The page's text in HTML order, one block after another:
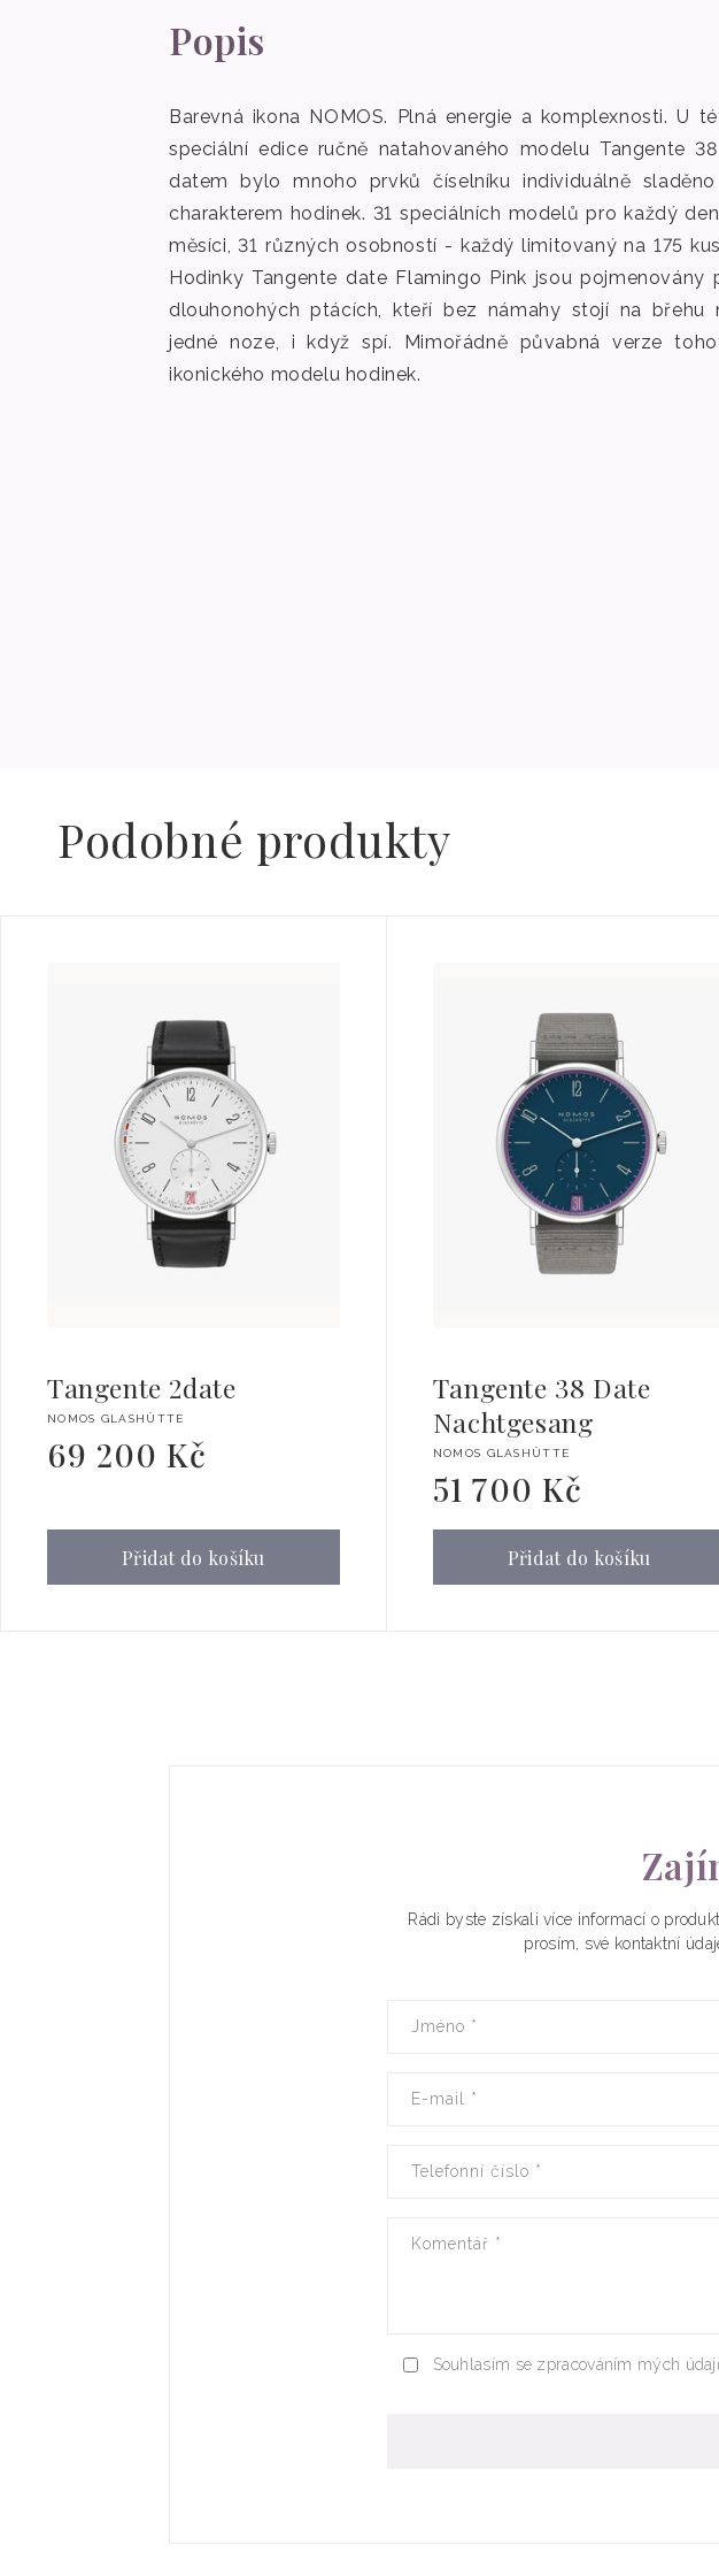
Popis
Barevná ikona NOMOS. Plná energie a komplexnosti. U
speciální edice ručně natahovaného modelu Tangente
datem bylo mnoho prvků číselníku individuálně
charakterem hodinek. 31 speciálních modelů pro každý
měsíci, 31 různých osobností - každý limitovaný na 175
Hodinky Tangente date Flamingo Pink jsou pojmenovány
dlouhonohých ptácích, kteří bez námahy stojí na břehu
jedné noze, i když spí. Mimořádně půvabná verze
ikonického modelu hodinek.
Podobné produkty
Tangente 2date
Dodavatel:
NOMOS GLASHÜTTE
Běžná
cena
69 200 Kč
Přidat do košíku
Tangente 38 Date
Nachtgesang
Dodavatel:
NOMOS GLASHÜTTE
Běžná
cena
51 700 Kč
Přidat do košíku
Rádi byste získali více informací o
prosím, své kontaktní
Jméno *
E-mail *
Telefonní číslo *
Komentář *
Souhlasím se zpracováním mých